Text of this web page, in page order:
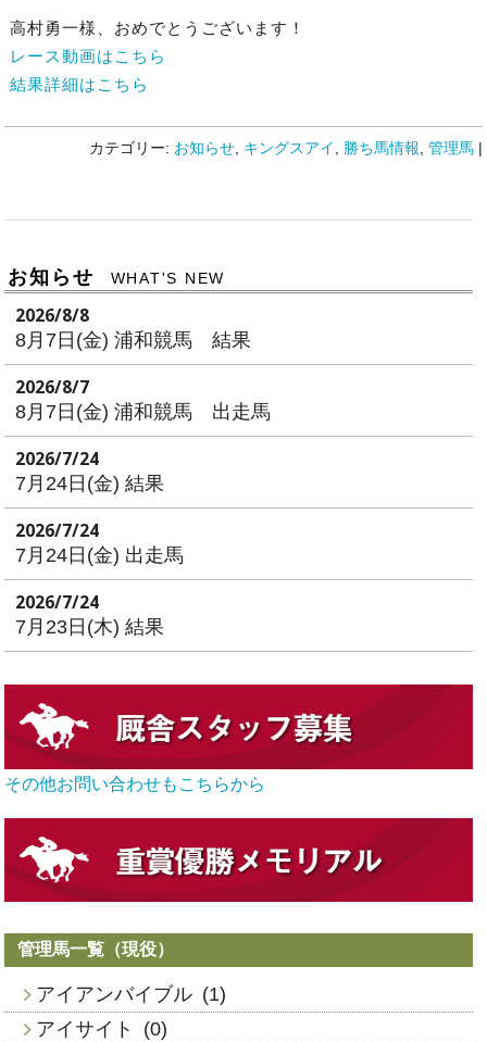
高村勇一様、おめでとうございます！
レース動画はこちら
結果詳細はこちら
カテゴリー: お知らせ, キングスアイ , 勝ち馬情報, 管理馬|
お知らせ WHAT'S NEW
2026/8/8
8月7日(金) 浦和競馬 結果
2026/8/7
8月7日(金) 浦和競馬 出走馬
2026/7/24
7月24日(金) 結果
2026/7/24
7月24日(金) 出走馬
2026/7/24
7月23日(木) 結果
その他お問い合わせもこちらから
管理馬一覧（現役）
アイアンバイブル (1)
アイサイト
(0)